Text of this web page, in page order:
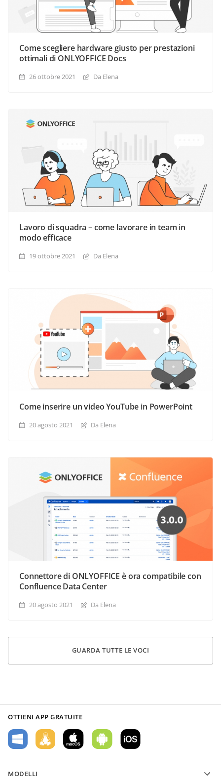
Come scegliere hardware giusto per prestazioni
ottimali di ONLYOFFICE Docs
26 ottobre 2021 Da Elena
Lavoro di squadra – come lavorare in team in
modo efficace
19 ottobre 2021 Da Elena
Come inserire un video YouTube in PowerPoint
20 agosto 2021 Da Elena
Connettore di ONLYOFFICE è ora compatibile con
Confluence Data Center
20 agosto 2021 Da Elena
GUARDA TUTTE LE VOCI
OTTIENI APP GRATUITE
MODELLI